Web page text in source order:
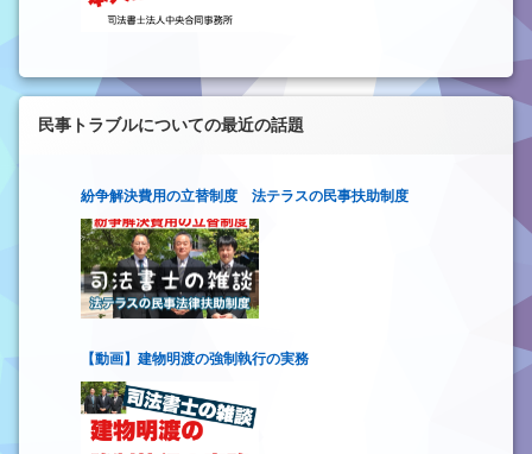
民事トラブルについての最近の話題
紛争解決費用の立替制度 法テラスの民事扶助制度
【動画】建物明渡の強制執行の実務